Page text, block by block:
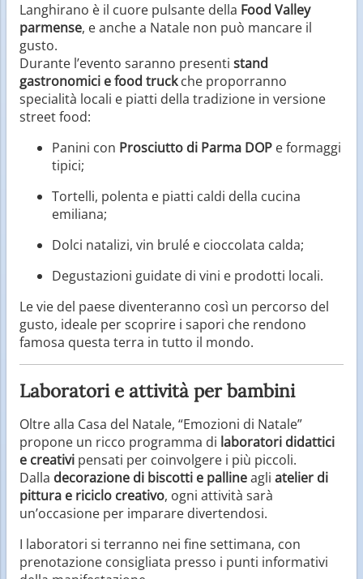
Langhirano è il cuore pulsante della Food Valley
parmense, e anche a Natale non può mancare il
gusto.
Durante l’evento saranno presenti stand
gastronomici e food truckche proporranno
specialità locali e piatti della tradizione in versione
street food:
Panini con Prosciutto di Parma DOP e formaggi
tipici;
Tortelli, polenta e piatti caldi della cucina
emiliana;
Dolci natalizi, vin brulé e cioccolata calda;
Degustazioni guidate di vini e prodotti locali.
Le vie del paese diventeranno così un percorso del
gusto, ideale per scoprire i sapori che rendono
famosa questa terra in tutto il mondo.
Laboratori e attività per bambini
Oltre alla Casa del Natale, “Emozioni di Natale”
propone un ricco programma di laboratori didattici
e creativi pensati per coinvolgere i più piccoli.
Dalla decorazione di biscotti e pallineagli atelier di
pittura e riciclo creativo, ogni attività sarà
un’occasione per imparare divertendosi.
I laboratori si terranno nei fine settimana, con
prenotazione consigliata presso i punti informativi